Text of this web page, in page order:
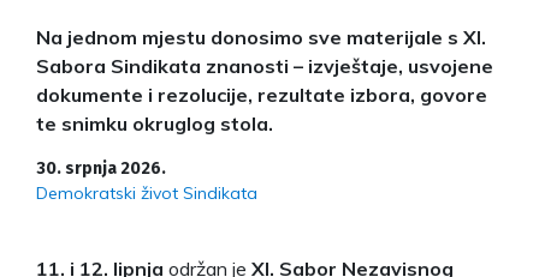
Na jednom mjestu donosimo sve materijale s XI.
Sabora Sindikata znanosti – izvještaje, usvojene
dokumente i rezolucije, rezultate izbora, govore
te snimku okruglog stola.
30. srpnja 2026.
Demokratski život Sindikata
11. i 12. lipnja održan je XI. Sabor Nezavisnog